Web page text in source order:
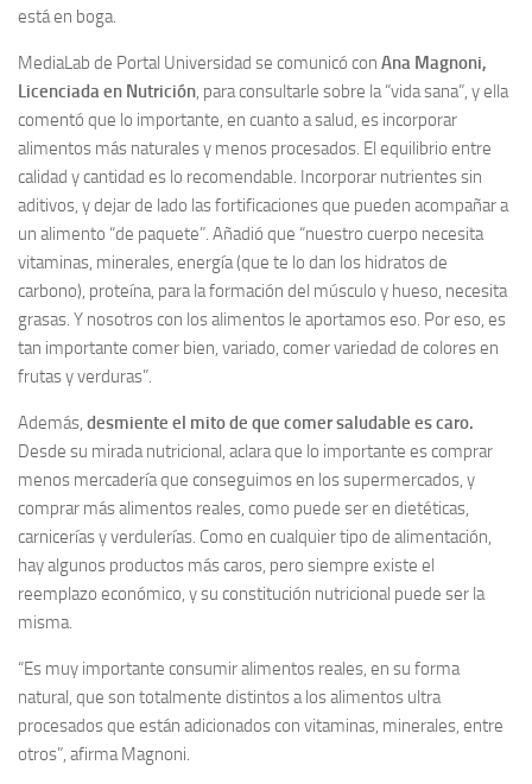
está en boga.
MediaLab de Portal Universidad se comunicó con Ana Magnoni,
Licenciada en Nutrición, para consultarle sobre la “vida sana”, y ella
comentó que lo importante, en cuanto a salud, es incorporar
alimentos más naturales y menos procesados. El equilibrio entre
calidad y cantidad es lo recomendable. Incorporar nutrientes sin
aditivos, y dejar de lado las fortificaciones que pueden acompañar a
un alimento “de paquete”. Añadió que “nuestro cuerpo necesita
vitaminas, minerales, energía (que te lo dan los hidratos de
carbono), proteína, para la formación del músculo y hueso, necesita
grasas. Y nosotros con los alimentos le aportamos eso. Por eso, es
tan importante comer bien, variado, comer variedad de colores en
frutas y verduras”.
Además, desmiente el mito de que comer saludable es caro.
Desde su mirada nutricional, aclara que lo importante es comprar
menos mercadería que conseguimos en los supermercados, y
comprar más alimentos reales, como puede ser en dietéticas,
carnicerías y verdulerías. Como en cualquier tipo de alimentación,
hay algunos productos más caros, pero siempre existe el
reemplazo económico, y su constitución nutricional puede ser la
misma.
“Es muy importante consumir alimentos reales, en su forma
natural, que son totalmente distintos a los alimentos ultra
procesados que están adicionados con vitaminas, minerales, entre
otros”, afirma Magnoni.